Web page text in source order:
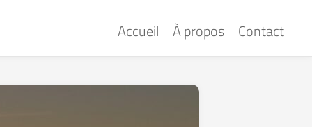
Accueil À propos Contact